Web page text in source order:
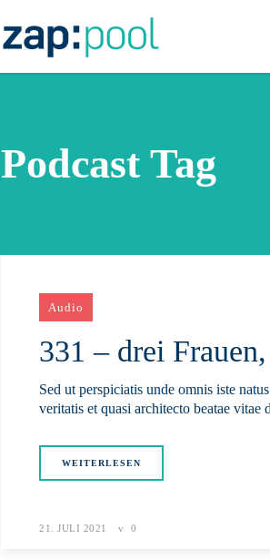
Podcast Tag
Audio
331 – drei
Sed ut perspiciatis unde omnis iste
veritatis et quasi architecto beatae
WEITERLESEN
21. JULI 2021 0